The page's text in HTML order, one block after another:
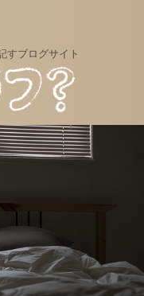
すブログサイト